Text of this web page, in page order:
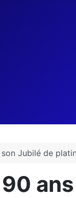
Jubilé de